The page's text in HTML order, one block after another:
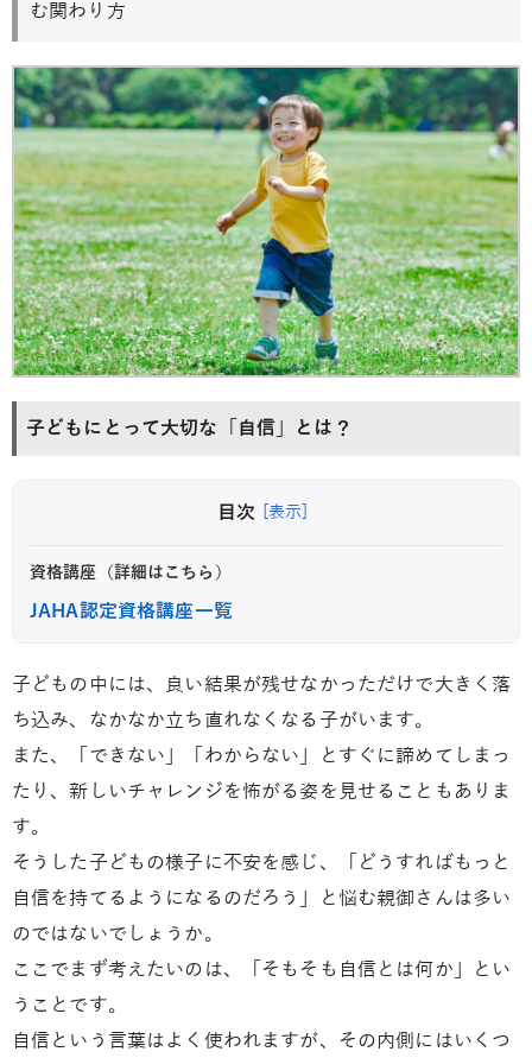
む関わり方
子どもにとって大切な「自信」とは？
目次 [表示]
資格講座（詳細はこちら）
JAHA認定資格講座一覧
子どもの中には、良い結果が残せなかっただけで大きく落
ち込み、なかなか立ち直れなくなる子がいます。
また、「できない」「わからない」とすぐに諦めてしまっ
たり、新しいチャレンジを怖がる姿を見せることもありま
す。
そうした子どもの様子に不安を感じ、「どうすればもっと
自信を持てるようになるのだろう」と悩む親御さんは多い
のではないでしょうか。
ここでまず考えたいのは、「そもそも自信とは何か」とい
うことです。
自信という言葉はよく使われますが、その内側にはいくつ